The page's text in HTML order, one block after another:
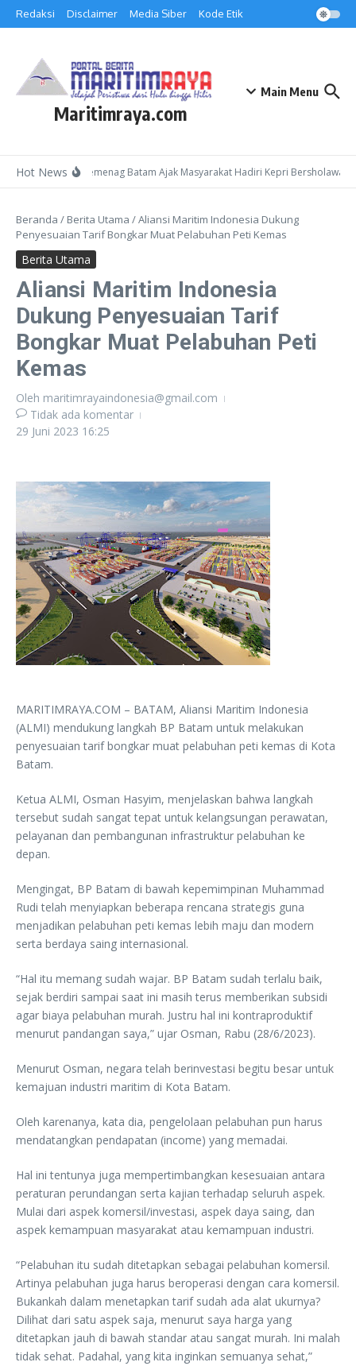
Lewati ke konten
Redaksi Disclaimer Media Siber Kode Etik
Maritimraya.com
Main Menu
Hot NewsKepala Kemenag Batam Ajak Masyarakat Hadiri Kepri Bersholawat 3
Beranda / Berita Utama /Aliansi Maritim Indonesia Dukung
Penyesuaian Tarif Bongkar Muat Pelabuhan Peti Kemas
Berita Utama
Aliansi Maritim Indonesia
Dukung Penyesuaian Tarif
Bongkar Muat Pelabuhan Peti
Kemas
Oleh maritimrayaindonesia@gmail.com
Tidak ada komentar
29 Juni 2023 16:25
MARITIMRAYA.COM – BATAM, Aliansi Maritim Indonesia
(ALMI) mendukung langkah BP Batam untuk melakukan
penyesuaian tarif bongkar muat pelabuhan peti kemas di Kota
Batam.
Ketua ALMI, Osman Hasyim, menjelaskan bahwa langkah
tersebut sudah sangat tepat untuk kelangsungan perawatan,
pelayanan dan pembangunan infrastruktur pelabuhan ke
depan.
Mengingat, BP Batam di bawah kepemimpinan Muhammad
Rudi telah menyiapkan beberapa rencana strategis guna
menjadikan pelabuhan peti kemas lebih maju dan modern
serta berdaya saing internasional.
“Hal itu memang sudah wajar. BP Batam sudah terlalu baik,
sejak berdiri sampai saat ini masih terus memberikan subsidi
agar biaya pelabuhan murah. Justru hal ini kontraproduktif
menurut pandangan saya,” ujar Osman, Rabu (28/6/2023).
Menurut Osman, negara telah berinvestasi begitu besar untuk
kemajuan industri maritim di Kota Batam.
Oleh karenanya, kata dia, pengelolaan pelabuhan pun harus
mendatangkan pendapatan (income) yang memadai.
Hal ini tentunya juga mempertimbangkan kesesuaian antara
peraturan perundangan serta kajian terhadap seluruh aspek.
Mulai dari aspek komersil/investasi, aspek daya saing, dan
aspek kemampuan masyarakat atau kemampuan industri.
“Pelabuhan itu sudah ditetapkan sebagai pelabuhan komersil.
Artinya pelabuhan juga harus beroperasi dengan cara komersil.
Bukankah dalam menetapkan tarif sudah ada alat ukurnya?
Dilihat dari satu aspek saja, menurut saya harga yang
ditetapkan jauh di bawah standar atau sangat murah. Ini malah
tidak sehat. Padahal, yang kita inginkan semuanya sehat,”